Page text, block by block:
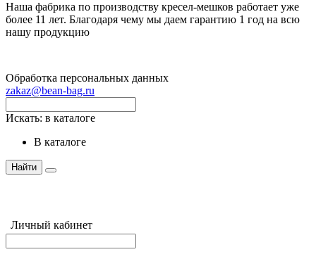
Наша фабрика по производству кресел-мешков работает уже
более 11 лет. Благодаря чему мы даем гарантию 1 год на всю
нашу продукцию
Обработка персональных данных
zakaz@bean-bag.ru
Искать: в каталоге
в каталоге
Найти
Личный кабинет